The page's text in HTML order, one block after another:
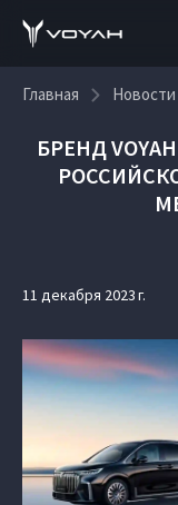
Главная Новости
БРЕНД
11 декабря 2023 г.